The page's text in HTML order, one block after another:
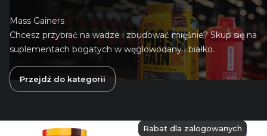
Mass Gainers
Chcesz przybrać na wadze i zbudować mięśnie? Skup się na
suplementach bogatych w węglowodany i białko.
Przejdź do kategorii
Rabat dla zalogowanych